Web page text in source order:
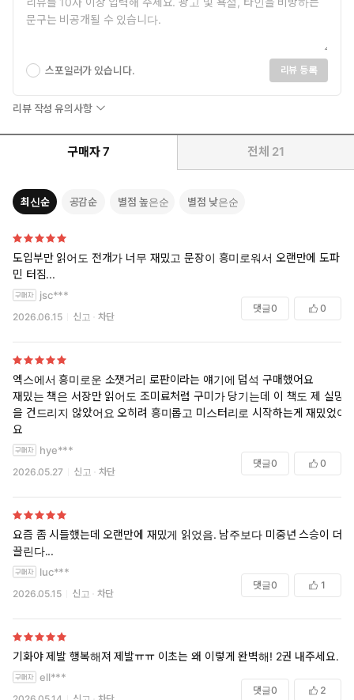
”꿈꾸게 하지 마. 어둠 속에서 나는 이미 자유로워“
13개국 수출·이탈리아 베스트셀러 1위!
《환상서점》으로 전 세계를 뒤흔든 소서림 작가의 신작
첫 장편소설 《환상서점》으로 전 세계 13개국 수출 및 이탈리
아 종합 베스트셀러 1위에 오르며 글로벌 스토리텔러로 자리매
김한 소서림 작가의 신작 《살수, 기화》가 출간됐다. 가상국 목
과 그 뒤에 숨겨진 잔혹한 진실을 파고든다.
사건의 실체를 추적하는 야경꾼 ‘이초’와 그 중심에 선 비밀스러운 살
수 ‘기화’. 한때 깊은 인연으로 얽혔던 두 사람이 이제는 서로의 목숨
을 겨누어야만 하는 상황은 애틋함을 넘어 지독한 긴장감을 자아낸
다. 부패한 권력을 향한 냉혹한 암투와 복수극이 거침없이 전개되는
이 묻게 된다.
특히 스스로 괴물이 되기를 자처한 살수 ‘기화’의 행보는 증오와
복수의 경계에서 위태롭게 흔들린다. 그가 닿고자 하는 ‘진정한
자유’의 실체는 무엇인가. 증오와 사랑, 자기 구원의 의미를 묻는
이 소설은 압도적인 몰입감과 서정적인 문장으로 독자를 단숨에
목란국의 핏빛 어둠 속으로 끌어들인다.
스포일러가 있습니다. 리뷰 등록
리뷰 작성 유의사항
구매자 7 전체 21
최신순 공감순 별점 높은순 별점 낮은순
도입부만 읽어도 전개가 너무 재밌고 문장이 흥미로워서 오랜만에 도파
민 터짐...
jsc***
2026.06.15 신고 차단
댓글0 0
엑스에서 흥미로운 소잿거리 로판이라는 얘기에 덥석 구매했어요
재밌는 책은 서장만 읽어도 조미료처럼 구미가 당기는데 이 책도 제 실망
을 건드리지 않았어요 오히려 흥미롭고 미스터리로 시작하는게 재밌었어
요
hye***
2026.05.27 신고 차단
댓글0 0
요즘 좀 시들했는데 오랜만에 재밌게 읽었음. 남주보다 미중년 스승이 더
끌린다...
luc***
2026.05.15 신고 차단
댓글0 1
기화야 제발 행복해져 제발ㅠㅠ 이초는 왜 이렇게 완벽해! 2권 내주세요.
ell***
댓글0 2